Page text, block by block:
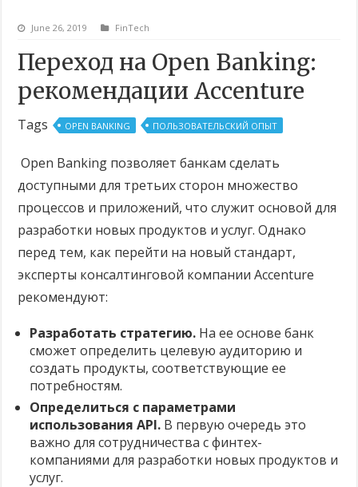
June 26, 2019 FinTech
Переход на Open Banking:
рекомендации Accenture
Tags OPEN BANKING ПОЛЬЗОВАТЕЛЬСКИЙ ОПЫТ
Open Banking позволяет банкам сделать
доступными для третьих сторон множество
процессов и приложений, что служит основой для
разработки новых продуктов и услуг. Однако
перед тем, как перейти на новый стандарт,
эксперты консалтинговой компании Accenture
рекомендуют:
Разработать стратегию. На ее основе банк
сможет определить целевую аудиторию и
создать продукты, соответствующие ее
потребностям.
Определиться с параметрами
использования API. В первую очередь это
важно для сотрудничества с финтех-
компаниями для разработки новых продуктов и
услуг.